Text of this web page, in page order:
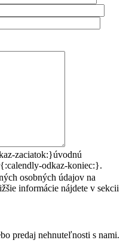
zaciatok:}úvodnú
odkaz-koniec:}.
osobných údajov na
informácie nájdete v sekcii
predaj nehnuteľnosti s nami.